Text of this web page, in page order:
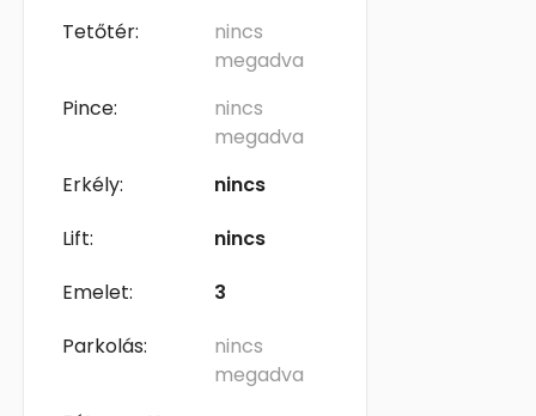
Tetőtér:
nincs
megadva
Pince:
nincs
megadva
Erkély:
nincs
Lift:
nincs
Emelet:
3
Parkolás:
nincs
megadva